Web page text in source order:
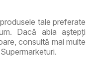
tale preferate
Dacă abia aștepți
consultă mai multe